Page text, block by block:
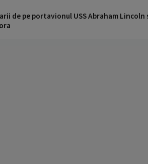
de pe portavionul USS Abraham